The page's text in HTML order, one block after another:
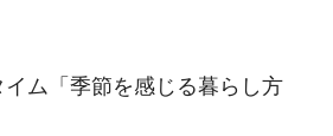
イム「季節を感じる暮らし方